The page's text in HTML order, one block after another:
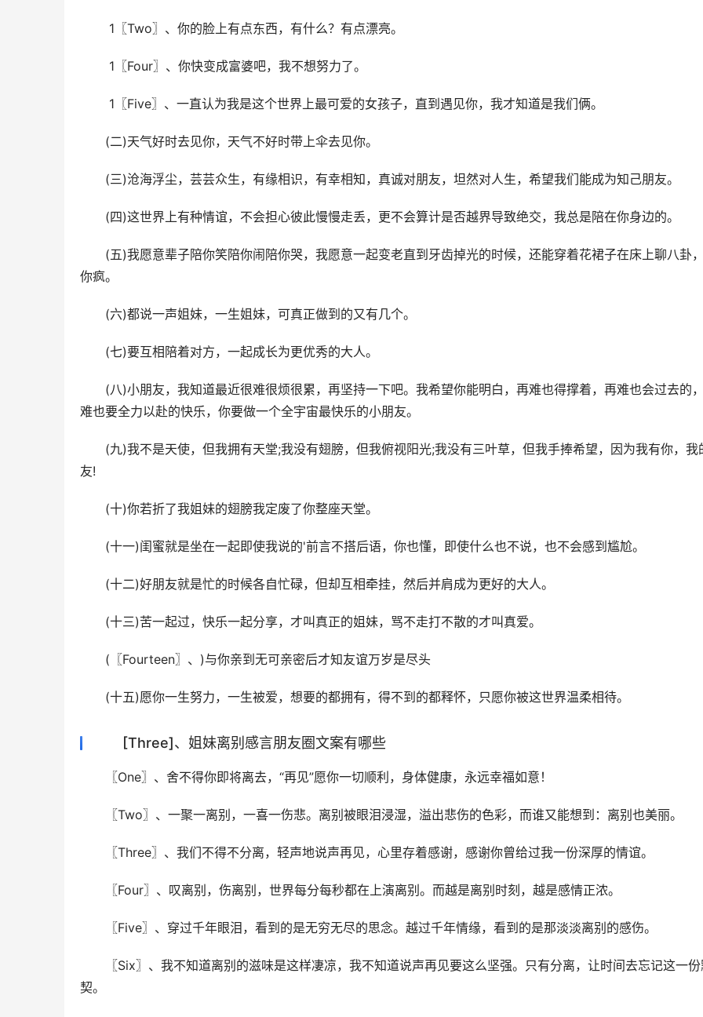
1〖Two〗、你的脸上有点东西，有什么？有点漂亮。
1〖Four〗、你快变成富婆吧，我不想努力了。
1〖Five〗、一直认为我是这个世界上最可爱的女孩子，直到遇见你，我才知道是我们俩。
(二)天气好时去见你，天气不好时带上伞去见你。
(三)沧海浮尘，芸芸众生，有缘相识，有幸相知，真诚对朋友，坦然对人生，希望我们能成为知己朋友。
(四)这世界上有种情谊，不会担心彼此慢慢走丢，更不会算计是否越界导致绝交，我总是陪在你身边的。
(五)我愿意辈子陪你笑陪你闹陪你哭，我愿意一起变老直到牙齿掉光的时候，还能穿着花裙子在床上聊八卦
你疯。
(六)都说一声姐妹，一生姐妹，可真正做到的又有几个。
(七)要互相陪着对方，一起成长为更优秀的大人。
(八)小朋友，我知道最近很难很烦很累，再坚持一下吧。我希望你能明白，再难也得撑着，再难也会过去的
难也要全力以赴的快乐，你要做一个全宇宙最快乐的小朋友。
(九)我不是天使，但我拥有天堂;我没有翅膀，但我俯视阳光;我没有三叶草，但我手捧希望，因为我有你，我
友!
(十)你若折了我姐妹的翅膀我定废了你整座天堂。
(十一)闺蜜就是坐在一起即使我说的'前言不搭后语，你也懂，即使什么也不说，也不会感到尴尬。
(十二)好朋友就是忙的时候各自忙碌，但却互相牵挂，然后并肩成为更好的大人。
(十三)苦一起过，快乐一起分享，才叫真正的姐妹，骂不走打不散的才叫真爱。
(〖Fourteen〗、)与你亲到无可亲密后才知友谊万岁是尽头
(十五)愿你一生努力，一生被爱，想要的都拥有，得不到的都释怀，只愿你被这世界温柔相待。
[Three]、姐妹离别感言朋友圈文案有哪些
〖One〗、舍不得你即将离去，“再见”愿你一切顺利，身体健康，永远幸福如意！
〖Two〗、一聚一离别，一喜一伤悲。离别被眼泪浸湿，溢出悲伤的色彩，而谁又能想到：离别也美丽。
〖Three〗、我们不得不分离，轻声地说声再见，心里存着感谢，感谢你曾给过我一份深厚的情谊。
〖Four〗、叹离别，伤离别，世界每分每秒都在上演离别。而越是离别时刻，越是感情正浓。
〖Five〗、穿过千年眼泪，看到的是无穷无尽的思念。越过千年情缘，看到的是那淡淡离别的感伤。
〖Six〗、我不知道离别的滋味是这样凄凉，我不知道说声再见要这么坚强。只有分离，让时间去忘记这一
契。